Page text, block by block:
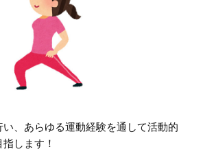
、あらゆる運動経験を通して活動的
します！